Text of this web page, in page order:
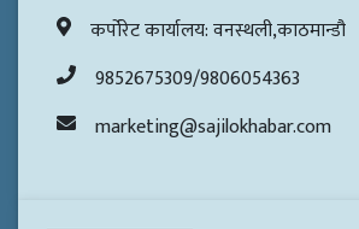
कर्पोरेट कार्यालय: वनस्थली,काठमान्डौ
9852675309/9806054363
marketing@sajilokhabar.com